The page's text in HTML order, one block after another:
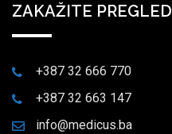
ZAKAŽITE PREGLED
+387 32 666 770
+387 32 663 147
info@medicus.ba